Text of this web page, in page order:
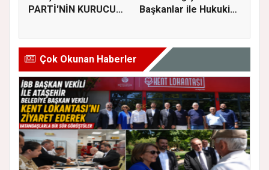
PARTİ'NİN KURUCU
Başkanlar ile Hukuki
Çok Okunan Haberler